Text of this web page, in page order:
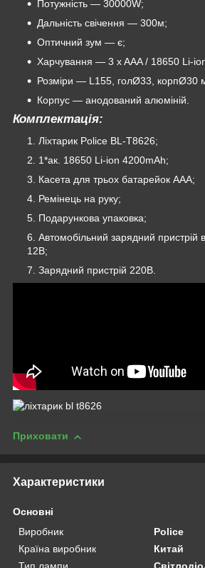
Потужність — 30000W;
Дальність свічення — 300м;
Оптичний зум — є;
Харчування — 3 x AAA / 18650 Li-
Розміри — L155, голØ33, корпØ30
Корпус — анодований алюміній.
Комплектація:
Ліхтарик Police BL-T8626;
1*ак. 18650 Li-ion 4200mAh;
Касета для трьох батарейок AAA;
Ремінець на руку;
Подарункова упаковка;
Автомобільний зарядний пристрій
12В;
Зарядний пристрій 220В.
Приховати
Характеристики
Основні
Виробник
Police
Країна виробник
Китай